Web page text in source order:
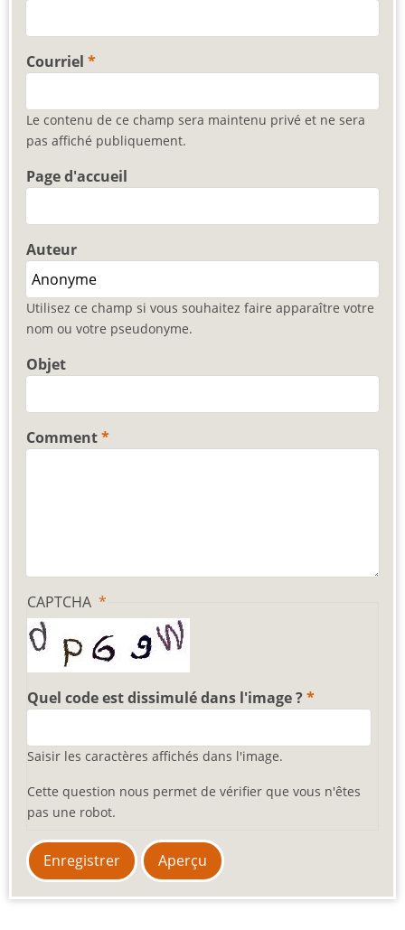
Courriel
Le contenu de ce champ sera maintenu privé et ne sera
pas affiché publiquement.
Page d'accueil
Auteur
Utilisez ce champ si vous souhaitez faire apparaître votre
nom ou votre pseudonyme.
Objet
Comment
CAPTCHA
Quel code est dissimulé dans l'image ?
Saisir les caractères affichés dans l'image.
Cette question nous permet de vérifier que vous n'êtes
pas une robot.